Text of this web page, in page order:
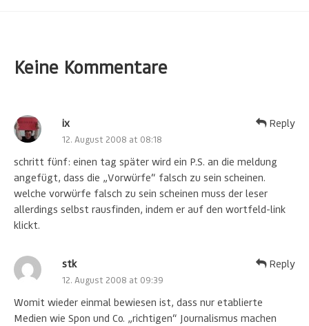
Keine Kommentare
ix
12. August 2008 at 08:18
schritt fünf: einen tag später wird ein P.S. an die meldung
angefügt, dass die „Vorwürfe“ falsch zu sein scheinen.
welche vorwürfe falsch zu sein scheinen muss der leser
allerdings selbst rausfinden, indem er auf den wortfeld-link
klickt.
Reply
stk
12. August 2008 at 09:39
Womit wieder einmal bewiesen ist, dass nur etablierte
Medien wie Spon und Co. „richtigen“ Journalismus machen
Reply